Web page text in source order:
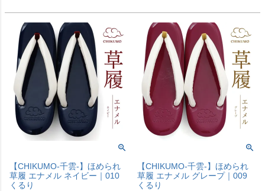
【CHIKUMO-千雲-】ほめられ
草履 エナメル ネイビー｜010
くるり
【CHIKUMO-千雲-】ほめられ
草履 エナメル グレープ｜009
くるり